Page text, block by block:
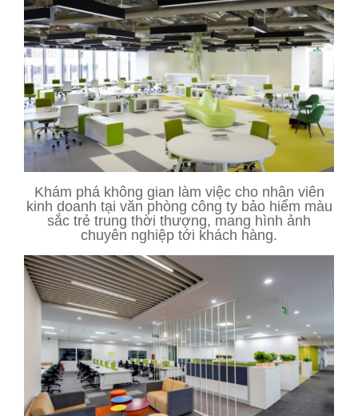
Khám phá không gian làm việc cho nhân viên
kinh doanh tại văn phòng công ty bảo hiểm màu
sắc trẻ trung thời thượng, mang hình ảnh
chuyên nghiệp tới khách hàng.